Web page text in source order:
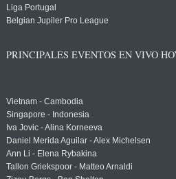
Liga Portugal
Belgian Jupiler Pro League
PRINCIPALES EVENTOS EN VIVO
Vietnam - Cambodia
Singapore - Indonesia
Iva Jovic - Alina Korneeva
Daniel Merida Aguilar - Alex Michelsen
Ann Li - Elena Rybakina
Tallon Griekspoor - Matteo Arnaldi